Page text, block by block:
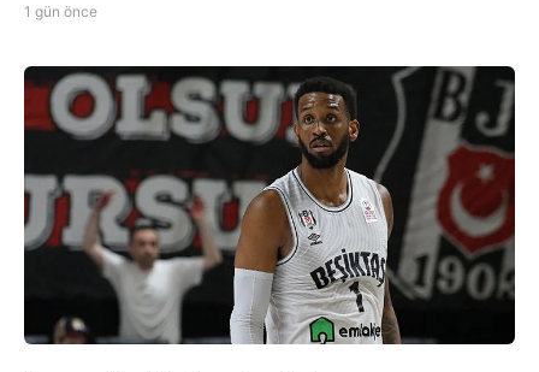
1 gün önce